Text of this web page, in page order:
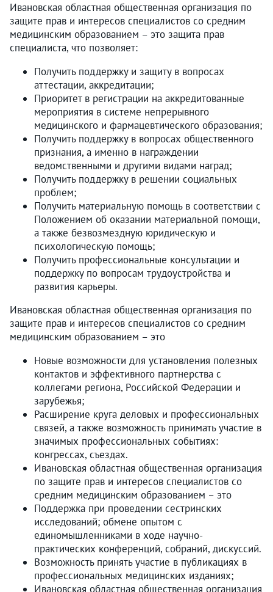
Ивановская областная общественная организация по
защите прав и интересов специалистов со средним
медицинским образованием – это защита прав
специалиста, что позволяет:
Получить поддержку и защиту в вопросах
аттестации, аккредитации;
Приоритет в регистрации на аккредитованные
мероприятия в системе непрерывного
медицинского и фармацевтического образования;
Получить поддержку в вопросах общественного
признания, а именно в награждении
ведомственными и другими видами наград;
Получить поддержку в решении социальных
проблем;
Получить материальную помощь в соответствии с
Положением об оказании материальной помощи,
а также безвозмездную юридическую и
психологическую помощь;
Получить профессиональные консультации и
поддержку по вопросам трудоустройства и
развития карьеры.
Ивановская областная общественная организация по
защите прав и интересов специалистов со средним
медицинским образованием – это
Новые возможности для установления полезных
контактов и эффективного партнерства с
коллегами региона, Российской Федерации и
зарубежья;
Расширение круга деловых и профессиональных
связей, а также возможность принимать участие в
значимых профессиональных событиях:
конгрессах, съездах.
Ивановская областная общественная организация
по защите прав и интересов специалистов со
средним медицинским образованием – это
Поддержка при проведении сестринских
исследований; обмене опытом с
единомышленниками в ходе научно-
практических конференций, собраний, дискуссий.
Возможность принять участие в публикациях в
профессиональных медицинских изданиях;
Ивановская областная общественная организация